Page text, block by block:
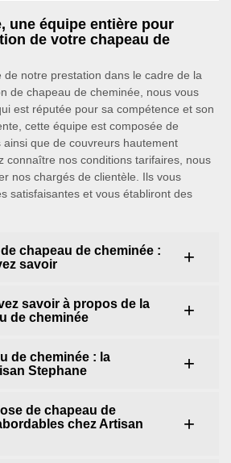
une équipe entière pour
de votre chapeau de
de notre prestation dans le cadre de la
de chapeau de cheminée, nous vous
est réputée pour sa compétence et son
cette équipe est composée de
que de couvreurs hautement
connaître nos conditions tarifaires, nous
nos chargés de clientèle. Ils vous
satisfaisantes et vous établiront des
chapeau de cheminée :
savoir
savoir à propos de la
de cheminée
de cheminée : la
Stephane
de chapeau de
chez Artisan